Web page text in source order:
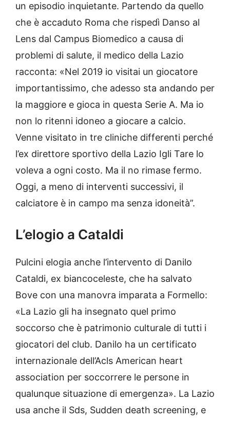
un episodio inquietante. Partendo da quello
che è accaduto Roma che rispedì Danso al
Lens dal Campus Biomedico a causa di
problemi di salute, il medico della Lazio
racconta: «Nel 2019 io visitai un giocatore
importantissimo, che adesso sta andando per
la maggiore e gioca in questa Serie A. Ma io
non lo ritenni idoneo a giocare a calcio.
Venne visitato in tre cliniche differenti perché
l’ex direttore sportivo della Lazio Igli Tare lo
voleva a ogni costo. Ma il no rimase fermo.
Oggi, a meno di interventi successivi, il
calciatore è in campo ma senza idoneità”.
L’elogio a Cataldi
Pulcini elogia anche l’intervento di Danilo
Cataldi, ex biancoceleste, che ha salvato
Bove con una manovra imparata a Formello:
«La Lazio gli ha insegnato quel primo
soccorso che è patrimonio culturale di tutti i
giocatori del club. Danilo ha un certificato
internazionale dell’Acls American heart
association per soccorrere le persone in
qualunque situazione di emergenza». La Lazio
usa anche il Sds, Sudden death screening, e